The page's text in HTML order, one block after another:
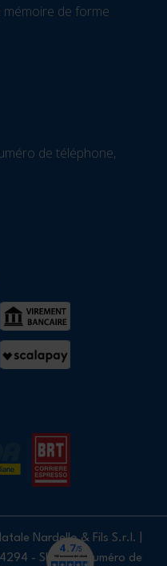
mémoire de forme
de téléphone,
Nardello & Fils S.r.l. |
- SIREN et numéro de